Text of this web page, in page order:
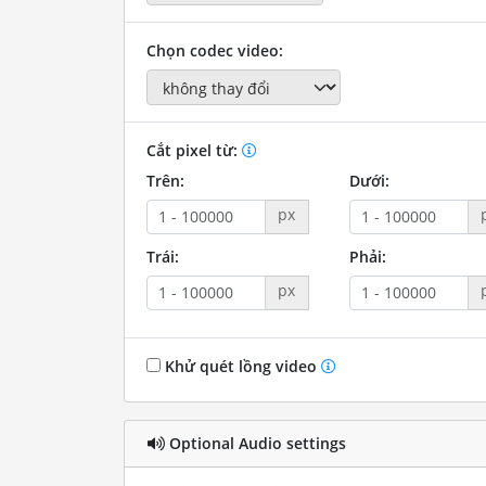
Chọn codec video:
Cắt pixel từ:
Trên:
px
Dưới:
Trái:
px
Phải:
Khử quét lồng video
Optional Audio settings